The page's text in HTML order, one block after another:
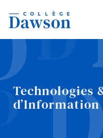
Technologies
d’Information